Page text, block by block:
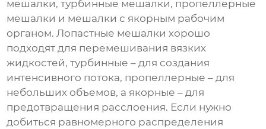
мешалки, турбинные мешалки, пропеллерные
мешалки и мешалки с якорным рабочим
органом. Лопастные мешалки хорошо
подходят для перемешивания вязких
жидкостей, турбинные – для создания
интенсивного потока, пропеллерные – для
небольших объемов, а якорные – для
предотвращения расслоения. Если нужно
добиться равномерного распределения